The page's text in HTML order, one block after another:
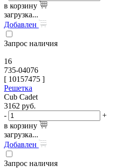
в корзину
загрузка...
Добавлен
Запрос наличия
16
735-04076
[ 10157475 ]
Решетка
Cub Cadet
3162 руб.
-
+
в корзину
загрузка...
Добавлен
Запрос наличия